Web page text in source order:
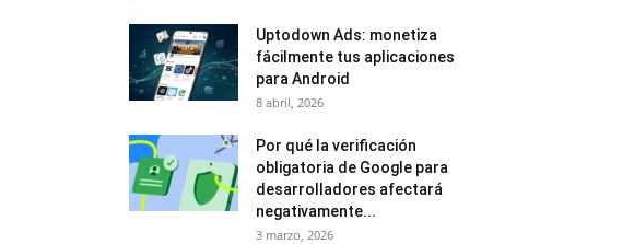
Uptodown Ads: monetiza
fácilmente tus aplicaciones
para Android
8 abril, 2026
Por qué la verificación
obligatoria de Google para
desarrolladores afectará
negativamente...
3 marzo, 2026